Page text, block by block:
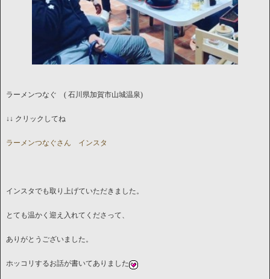
ラーメンつなぐ ( 石川県加賀市山城温泉)
↓↓ クリックしてね
ラーメンつなぐさん インスタ
インスタでも取り上げていただきました。
とても温かく迎え入れてくださって、
ありがとうございました。
ホッコリするお話が書いてありました